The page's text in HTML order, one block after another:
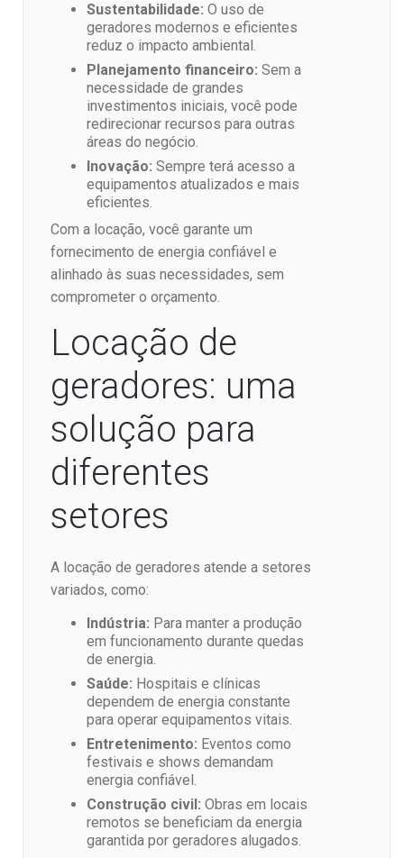
Sustentabilidade: O uso de
geradores modernos e eficientes
reduz o impacto ambiental.
Planejamento financeiro: Sem a
necessidade de grandes
investimentos iniciais, você pode
redirecionar recursos para outras
áreas do negócio.
Inovação: Sempre terá acesso a
equipamentos atualizados e mais
eficientes.
Com a locação, você garante um
fornecimento de energia confiável e
alinhado às suas necessidades, sem
comprometer o orçamento.
Locação de
geradores: uma
solução para
diferentes
setores
A locação de geradores atende a setores
variados, como:
Indústria: Para manter a produção
em funcionamento durante quedas
de energia.
Saúde: Hospitais e clínicas
dependem de energia constante
para operar equipamentos vitais.
Entretenimento: Eventos como
festivais e shows demandam
energia confiável.
Construção civil: Obras em locais
remotos se beneficiam da energia
garantida por geradores alugados.